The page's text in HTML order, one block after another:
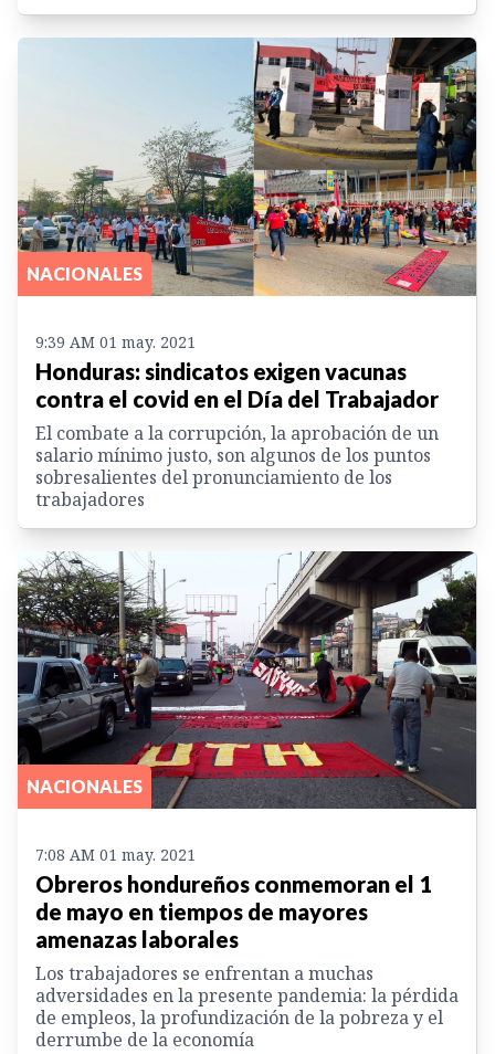
NACIONALES
9:39 AM 01 may. 2021
Honduras: sindicatos exigen vacunas
contra el covid en el Día del Trabajador
El combate a la corrupción, la aprobación de un
salario mínimo justo, son algunos de los puntos
sobresalientes del pronunciamiento de los
trabajadores
NACIONALES
7:08 AM 01 may. 2021
Obreros hondureños conmemoran el 1
de mayo en tiempos de mayores
amenazas laborales
Los trabajadores se enfrentan a muchas
adversidades en la presente pandemia: la pérdida
de empleos, la profundización de la pobreza y el
derrumbe de la economía